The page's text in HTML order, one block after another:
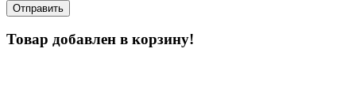
Товар добавлен в корзину!